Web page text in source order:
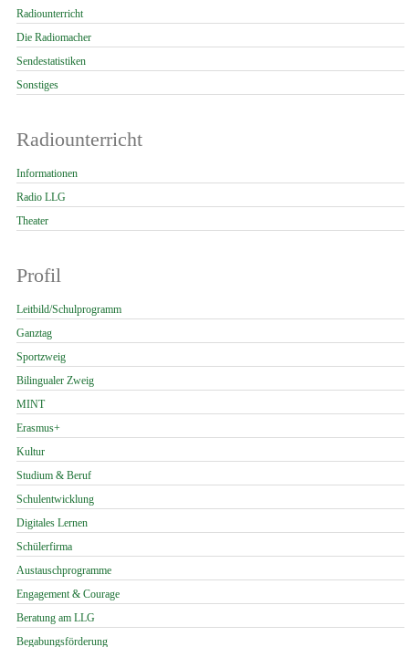
Radiounterricht
Die Radiomacher
Sendestatistiken
Sonstiges
Radiounterricht
Navigation
überspringen
Informationen
Radio LLG
Theater
Profil
Navigation
überspringen
Leitbild/Schulprogramm
Ganztag
Sportzweig
Bilingualer Zweig
MINT
Erasmus+
Kultur
Studium & Beruf
Schulentwicklung
Digitales Lernen
Schülerfirma
Austauschprogramme
Engagement & Courage
Beratung am LLG
Begabungsförderung